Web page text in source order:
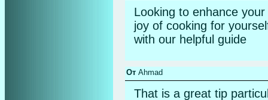
Looking to enhance
joy of cooking for
with our helpful guide
От Ahmad
That is a great tip